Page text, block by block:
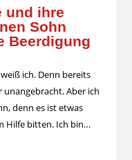
und ihre
Sohn
Beerdigung
ich. Denn bereits
unangebracht. Aber ich
denn es ist etwas
Hilfe bitten. Ich bin…